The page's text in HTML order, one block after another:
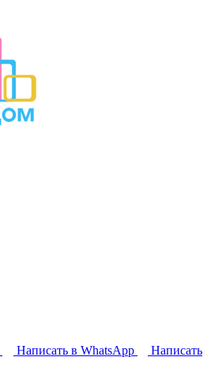
Написать в WhatsApp
Написать